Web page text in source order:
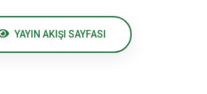
YAYIN AKIŞI SAYFASI